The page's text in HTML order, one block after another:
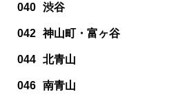
040 渋谷
042 神山町・富ヶ谷
044 北青山
046 南青山